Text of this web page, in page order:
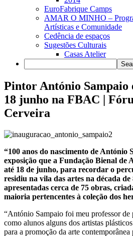
EuroFabrique Camps
AMAR O MINHO –
Artísticas e Comunidade
Cedência de espaços
Sugestões Culturais
Casas Atelier
Pintor António Sampaio
18 junho na FBAC |
Cerveira
“100 anos do nascimento de António
exposição que a Fundação Bienal de
até 18 de junho, para recordar o
residiu na vila das artes na década de
apresentadas cerca de 75 obras,
maioria pertencentes à coleção dos
“António Sampaio foi meu professor de
como alunos alguns dos artistas
para a promoção da arte